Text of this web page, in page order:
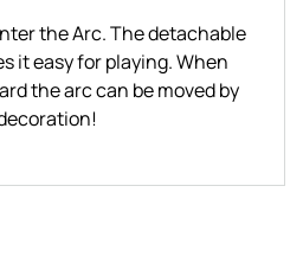
the Arc. The detachable
it easy for playing. When
the arc can be moved by